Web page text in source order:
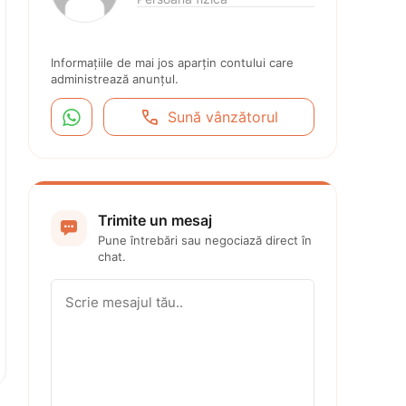
Informațiile de mai jos aparțin contului care
administrează anunțul.
  Sună vânzătorul
 Trimite un mesaj
Pune întrebări sau negociază direct în
chat.